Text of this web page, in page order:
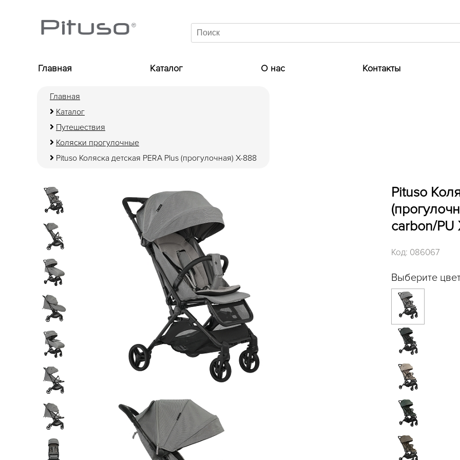
Главная Каталог О нас Контакты
Главная
Каталог
Путешествия
Коляски прогулочные
Pituso Коляска детская PERA Plus (прогулочная) X-888
Pituso
carbon/PU
Код: 086067
Выберите